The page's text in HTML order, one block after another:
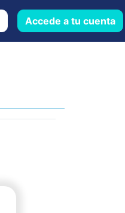
Accede a tu cuenta